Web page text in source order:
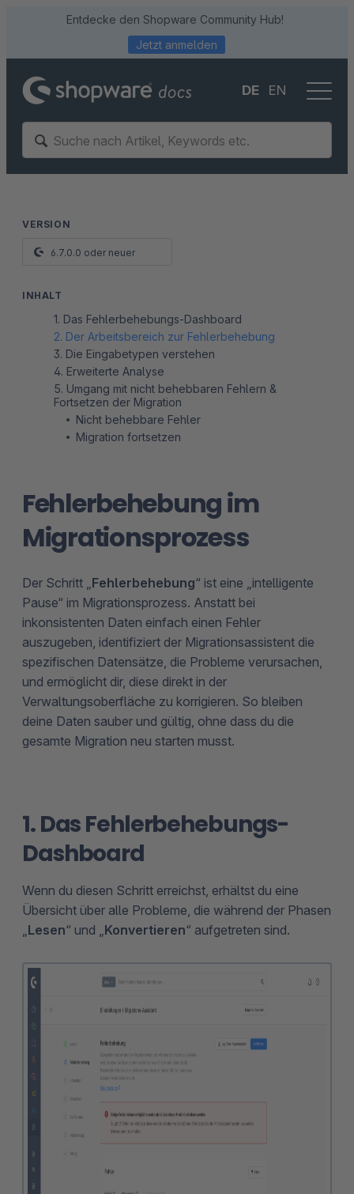
Entdecke den Shopware Community Hub!
Jetzt anmelden
DE EN
Fehlerbehebung im
Migrationsprozess
Der Schritt „ Fehlerbehebung“ ist eine „intelligente
Pause“ im Migrationsprozess. Anstatt bei
inkonsistenten Daten einfach einen Fehler
auszugeben, identifiziert der Migrationsassistent die
spezifischen Datensätze, die Probleme verursachen,
und ermöglicht dir, diese direkt in der
Verwaltungsoberfläche zu korrigieren. So bleiben
deine Daten sauber und gültig, ohne dass du die
gesamte Migration neu starten musst.
1. Das Fehlerbehebungs-
Dashboard
Wenn du diesen Schritt erreichst, erhältst du eine
Übersicht über alle Probleme, die während der Phasen
Lesen“ und „ Konvertieren“ aufgetreten sind.
VERSION
6.7.0.0 oder neuer
INHALT
1. Das Fehlerbehebungs-Dashboard
2. Der Arbeitsbereich zur Fehlerbehebung
3. Die Eingabetypen verstehen
4. Erweiterte Analyse
5. Umgang mit nicht behebbaren Fehlern &
Fortsetzen der Migration
Nicht behebbare Fehler
Migration fortsetzen